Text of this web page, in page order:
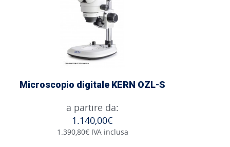
Microscopio digitale KERN OZL-S
a partire da:
1.140,00€
1.390,80€ IVA inclusa